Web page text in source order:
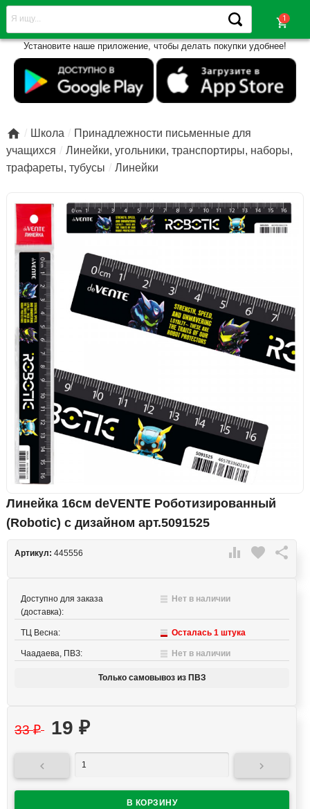
shopping_cart
Установите наше приложение, чтобы делать покупки удобнее!
 Школа
Принадлежности письменные для
учащихся
Линейки, угольники, транспортиры, наборы,
трафареты, тубусы
Линейки
Линейка 16см deVENTE Роботизированный
(Robotic) с дизайном арт.5091525
 favorite 
Артикул: 445556
Доступно для заказа
(доставка):
Нет в наличии
ТЦ Весна: Осталась 1 штука
Чаадаева, ПВЗ: Нет в наличии
Только самовывоз из ПВЗ
33₽ 19 ₽
 